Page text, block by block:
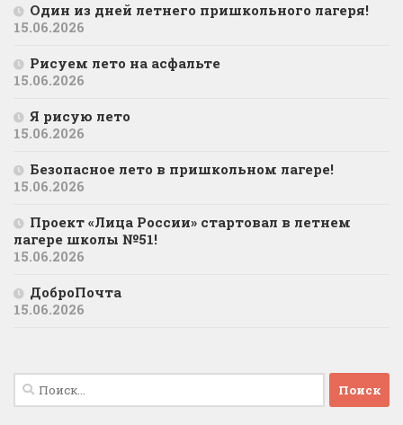
Один из дней летнего пришкольного лагеря!
15.06.2026
Рисуем лето на асфальте
15.06.2026
Я рисую лето
15.06.2026
Безопасное лето в пришкольном лагере!
15.06.2026
Проект «Лица России» стартовал в летнем
лагере школы №51!
15.06.2026
ДоброПочта
15.06.2026
Найти: